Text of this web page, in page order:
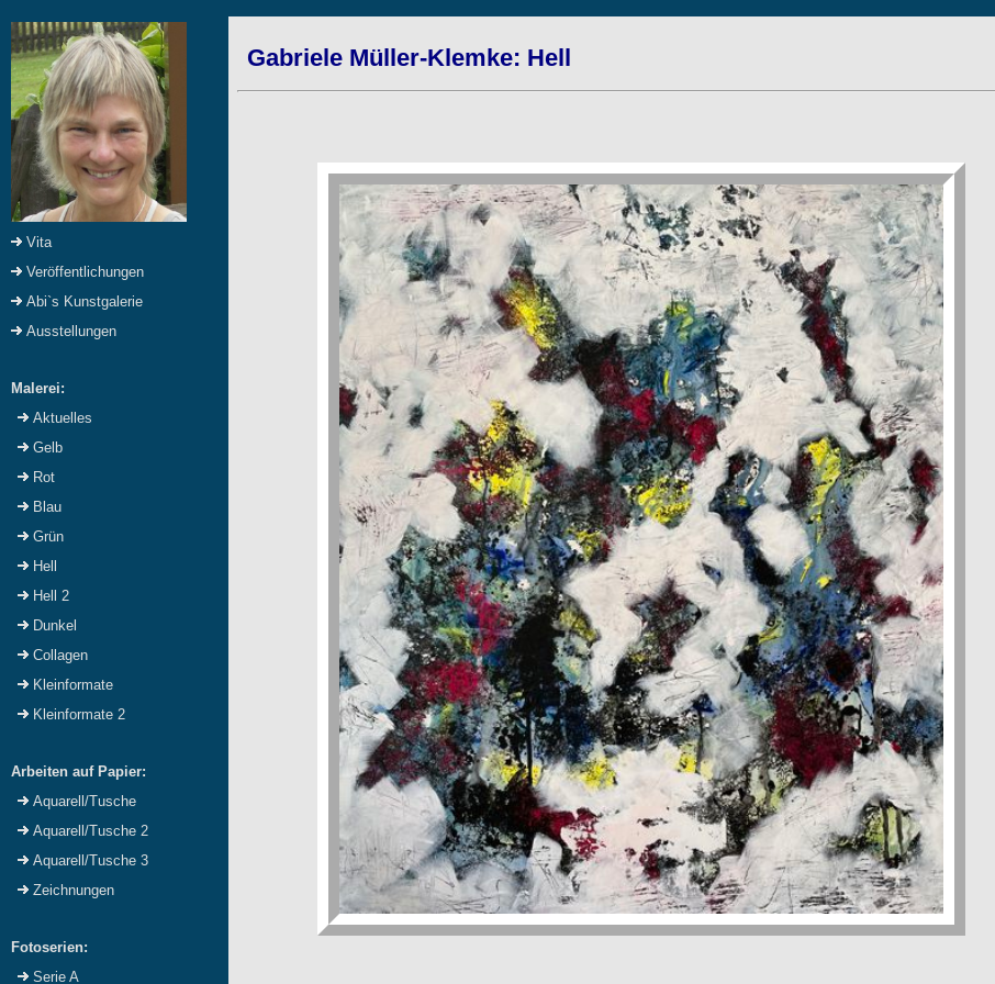
Vita
Veröffentlichungen
Abi`s Kunstgalerie
Ausstellungen
Malerei:
Aktuelles
Gelb
Rot
Blau
Grün
Hell
Hell 2
Dunkel
Collagen
Kleinformate
Kleinformate 2
Arbeiten auf Papier:
Aquarell/Tusche
Aquarell/Tusche 2
Aquarell/Tusche 3
Zeichnungen
Fotoserien:
Serie A
Gabriele Müller-Klemke: Hell